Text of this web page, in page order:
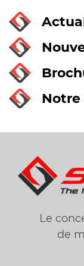
Le
de